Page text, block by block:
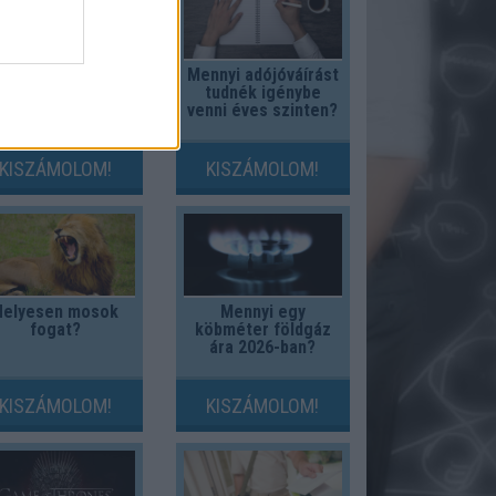
KISZÁMOLOM!
Mennyi adójóváírást
tudnék igénybe
venni éves szinten?
KISZÁMOLOM!
mosok
fogat?
KISZÁMOLOM!
Mennyi egy
köbméter földgáz
ára 2026-ban?
KISZÁMOLOM!